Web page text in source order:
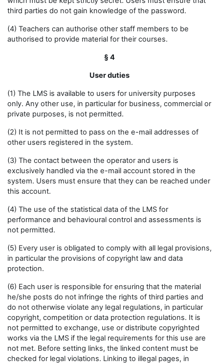
third parties do not gain knowledge of the password.
(4) Teachers can authorise other staff members to be
authorised to provide material for their courses.
§ 4
User duties
(1) The LMS is available to users for university purposes
only. Any other use, in particular for business, commercial or
private purposes, is not permitted.
(2) It is not permitted to pass on the e-mail addresses of
other users registered in the system.
(3) The contact between the operator and users is
exclusively handled via the e-mail account stored in the
system. Users must ensure that they can be reached under
this account.
(4) The use of the statistical data of the LMS for
performance and behavioural control and assessments is
not permitted.
(5) Every user is obligated to comply with all legal provisions,
in particular the provisions of copyright law and data
protection.
(6) Each user is responsible for ensuring that the material
he/she posts do not infringe the rights of third parties and
do not otherwise violate any legal regulations, in particular
copyright, competition or data protection regulations. It is
not permitted to exchange, use or distribute copyrighted
works via the LMS if the legal requirements for this use are
not met. Before setting links, the linked content must be
checked for legal violations. Linking to illegal pages, in